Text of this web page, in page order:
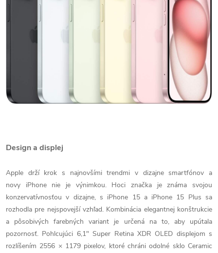
Design a displej
Apple drží krok s najnovšími trendmi v dizajne smartfónov a
novy iPhone nie je výnimkou. Hoci značka je známa svojou
konzervatívnosťou v dizajne, s iPhone 15 a iPhone 15 Plus sa
rozhodla pre nejspovejší vzhľad. Kombinácia elegantnej konštrukcie
a pôsobivých farebných variant je určená na to, aby upútala
pozornosť. Pohlcujúci 6,1" Super Retina XDR OLED displejom s
rozlíšením 2556 × 1179 pixelov, ktoré chráni odolné sklo Ceramic